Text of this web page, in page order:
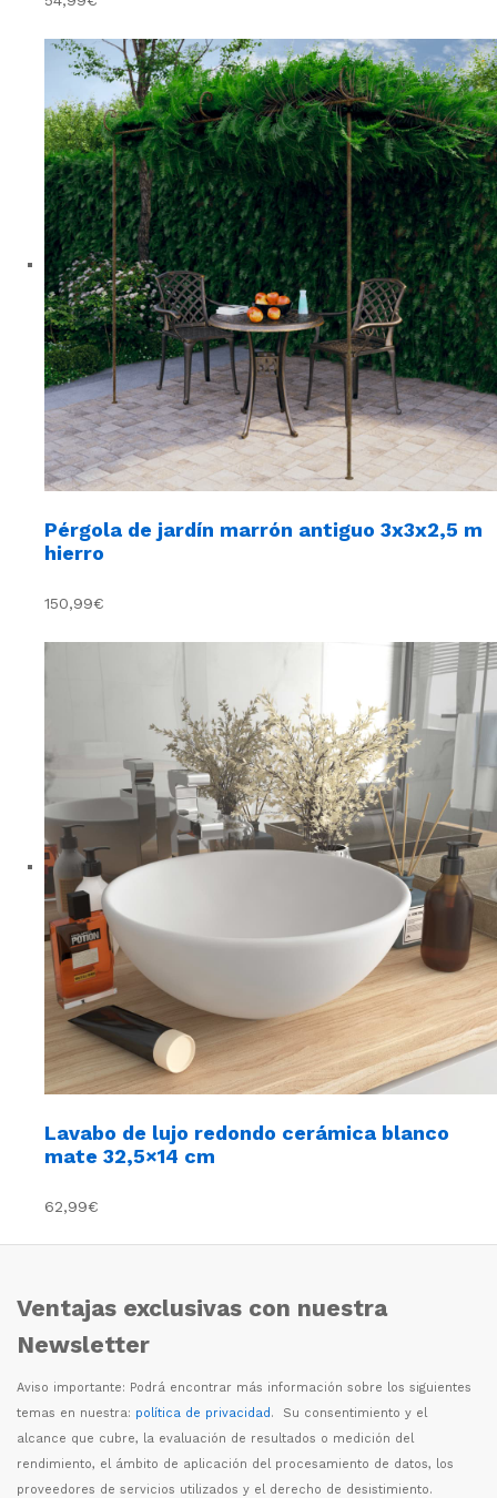
Pérgola de jardín marrón antiguo 3x3x2,5 m
hierro
150,99€
Lavabo de lujo redondo cerámica blanco
mate 32,5×14 cm
62,99€
Ventajas exclusivas con nuestra
Newsletter
Aviso importante: Podrá encontrar más información sobre los siguientes
temas en nuestra: política de privacidad. Su consentimiento y el
alcance que cubre, la evaluación de resultados o medición del
rendimiento, el ámbito de aplicación del procesamiento de datos, los
proveedores de servicios utilizados y el derecho de desistimiento.